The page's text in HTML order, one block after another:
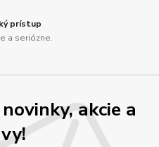
prístup
a seriózne.
akcie a